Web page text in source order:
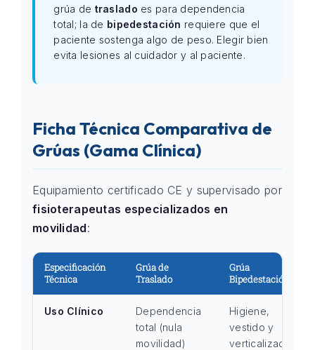
grúa de traslado es para dependencia
total; la de bipedestación requiere que el
paciente sostenga algo de peso. Elegir bien
evita lesiones al cuidador y al paciente.
Ficha Técnica Comparativa de
Grúas (Gama Clínica)
Equipamiento certificado CE y supervisado por
fisioterapeutas especializados en
movilidad:
Especificación
Técnica
Grúa de
Traslado
Grúa
Bipedestación
Uso Clínico
Dependencia
total (nula
movilidad)
Higiene,
vestido y
verticalización